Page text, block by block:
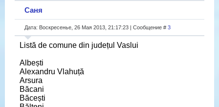
Саня
Дата: Воскресенье, 26 Мая 2013, 21:17:23 | Сообщение # 3
Listă de comune din județul Vaslui
Albești
Alexandru Vlahuță
Arsura
Băcani
Băcești